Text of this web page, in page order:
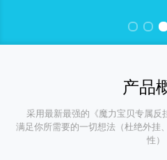
产品
采用最新最强的《魔力宝贝专属反
满足你所需要的一切想法（杜绝外挂
性）